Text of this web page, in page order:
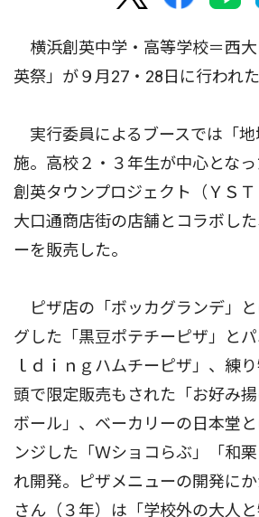
横浜創英中学・高等学校＝西大
英祭」が９月27・28日に行われた
実行委員によるブースでは「地
施。高校２・３年生が中心とな
創英タウンプロジェクト（ＹＳＴ
大口通商店街の店舗とコラボし
ーを販売した。
ピザ店の「ボッカグランデ」
グした「黒豆ポテチーピザ」と
ｌｄｉｎｇハムチーピザ」、練
頭で限定販売もされた「お好み
ボール」、ベーカリーの日本堂
ンジした「Ｗショコらぶ」「和
れ開発。ピザメニューの開発に
さん（３年）は「学校外の大人